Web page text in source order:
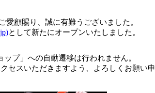
愛顧賜り、誠に有難うございました。
として新たにオープンいたしました。
プ」への自動遷移は行われません。
セスいただきますよう、よろしくお願い申